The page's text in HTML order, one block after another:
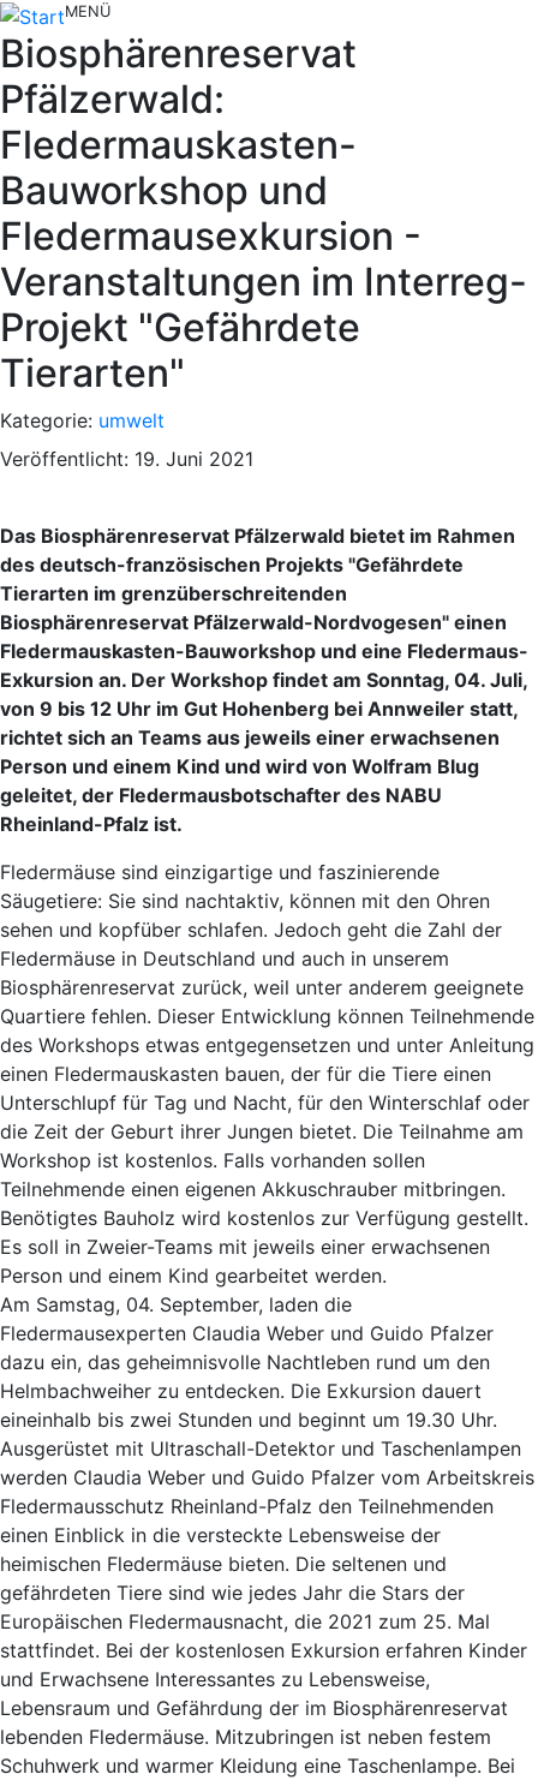
MENÜ
Biosphärenreservat
Pfälzerwald:
Fledermauskasten-
Bauworkshop und
Fledermausexkursion -
Veranstaltungen im Interreg-
Projekt "Gefährdete
Tierarten"
Kategorie: umwelt
Veröffentlicht: 19. Juni 2021
Das Biosphärenreservat Pfälzerwald bietet im Rahmen
des deutsch-französischen Projekts "Gefährdete
Tierarten im grenzüberschreitenden
Biosphärenreservat Pfälzerwald-Nordvogesen" einen
Fledermauskasten-Bauworkshop und eine Fledermaus-
Exkursion an. Der Workshop findet am Sonntag, 04. Juli,
von 9 bis 12 Uhr im Gut Hohenberg bei Annweiler statt,
richtet sich an Teams aus jeweils einer erwachsenen
Person und einem Kind und wird von Wolfram Blug
geleitet, der Fledermausbotschafter des NABU
Rheinland-Pfalz ist.
Fledermäuse sind einzigartige und faszinierende
Säugetiere: Sie sind nachtaktiv, können mit den Ohren
sehen und kopfüber schlafen. Jedoch geht die Zahl der
Fledermäuse in Deutschland und auch in unserem
Biosphärenreservat zurück, weil unter anderem geeignete
Quartiere fehlen. Dieser Entwicklung können Teilnehmende
des Workshops etwas entgegensetzen und unter Anleitung
einen Fledermauskasten bauen, der für die Tiere einen
Unterschlupf für Tag und Nacht, für den Winterschlaf oder
die Zeit der Geburt ihrer Jungen bietet. Die Teilnahme am
Workshop ist kostenlos. Falls vorhanden sollen
Teilnehmende einen eigenen Akkuschrauber mitbringen.
Benötigtes Bauholz wird kostenlos zur Verfügung gestellt.
Es soll in Zweier-Teams mit jeweils einer erwachsenen
Person und einem Kind gearbeitet werden.
Am Samstag, 04. September, laden die
Fledermausexperten Claudia Weber und Guido Pfalzer
dazu ein, das geheimnisvolle Nachtleben rund um den
Helmbachweiher zu entdecken. Die Exkursion dauert
eineinhalb bis zwei Stunden und beginnt um 19.30 Uhr.
Ausgerüstet mit Ultraschall-Detektor und Taschenlampen
werden Claudia Weber und Guido Pfalzer vom Arbeitskreis
Fledermausschutz Rheinland-Pfalz den Teilnehmenden
einen Einblick in die versteckte Lebensweise der
heimischen Fledermäuse bieten. Die seltenen und
gefährdeten Tiere sind wie jedes Jahr die Stars der
Europäischen Fledermausnacht, die 2021 zum 25. Mal
stattfindet. Bei der kostenlosen Exkursion erfahren Kinder
und Erwachsene Interessantes zu Lebensweise,
Lebensraum und Gefährdung der im Biosphärenreservat
lebenden Fledermäuse. Mitzubringen ist neben festem
Schuhwerk und warmer Kleidung eine Taschenlampe. Bei